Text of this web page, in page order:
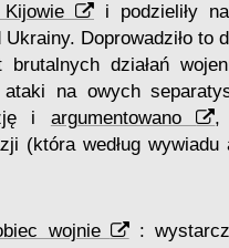
i podzieliły
Doprowadziło to
działań
na owych
i argumentowano
,
(która według wywiadu
wojnie
: